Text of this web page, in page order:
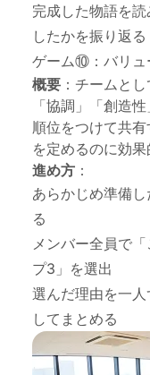
完成した物語を
したかを振り返る
ゲーム⑩：バリュ
概要 ：チームと
「協調」「創造
順位をつけて共
を定めるのに効果
進め方 ：
あらかじめ準備
る
メンバー全員で
プ3」を選出
選んだ理由を一
してまとめる